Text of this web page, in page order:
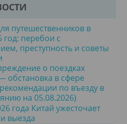
путешественников в
перебои с
преступность и советы
о поездках
обстановка в сфере
по въезду в
на 05.08.2026)
года Китай ужесточает
выезда